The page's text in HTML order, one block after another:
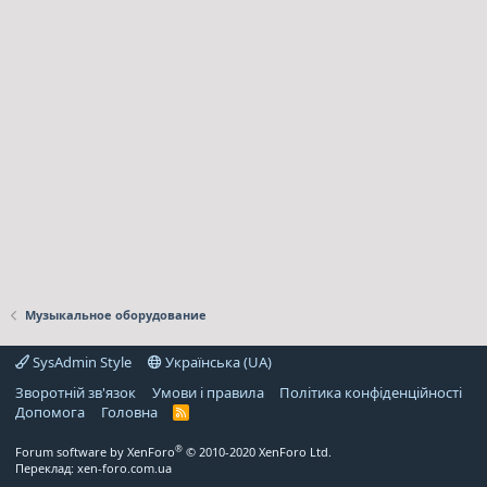
Музыкальное оборудование
SysAdmin Style
Українська (UA)
Зворотній зв'язок
Умови і правила
Політика конфіденційності
Дoпoмoга
Головна
R
Forum software by XenForo® © 2010-2020 XenForo Ltd.
Переклад: xen-foro.com.ua